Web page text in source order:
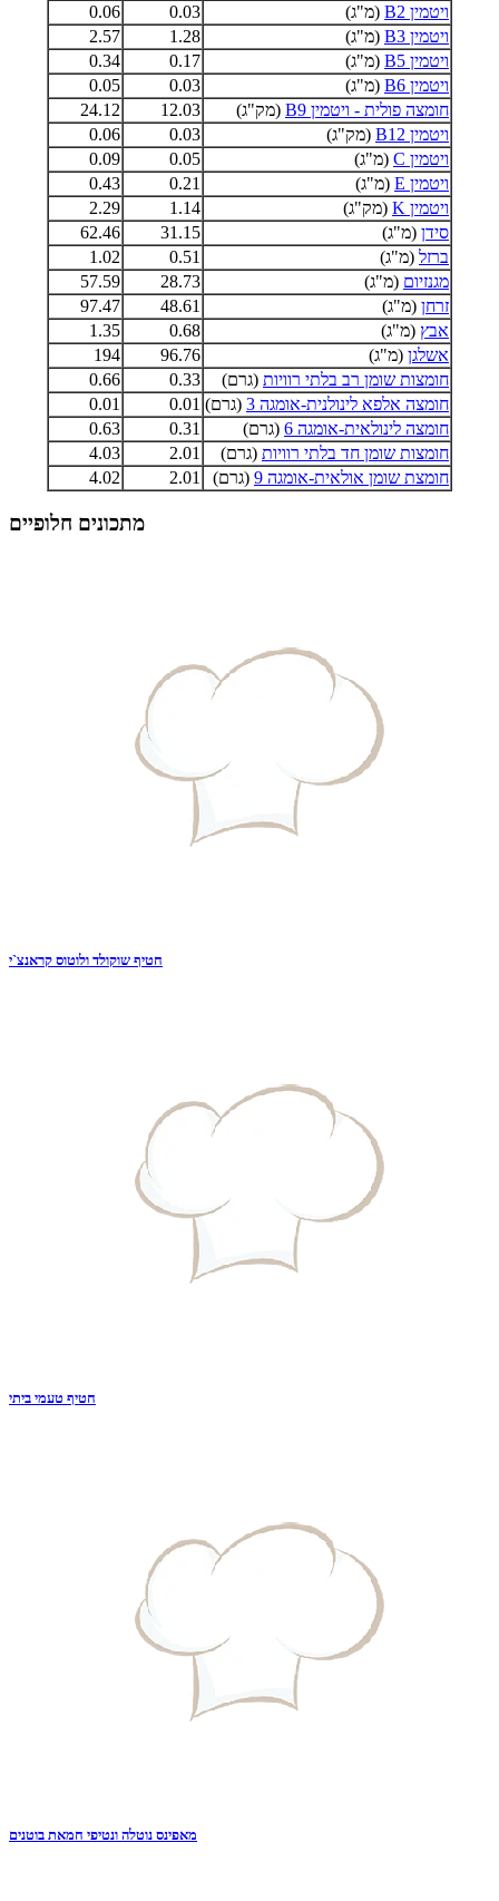
ויטמין B2
(מ"ג) 0.03
0.06
ויטמין B3
(מ"ג) 1.28
2.57
ויטמין B5
(מ"ג) 0.17
0.34
ויטמין B6
(מ"ג) 0.03
0.05
חומצה פולית - ויטמין B9
(מק"ג) 12.03
24.12
ויטמין B12
(מק"ג) 0.03
0.06
ויטמין C
(מ"ג) 0.05
0.09
ויטמין E
(מ"ג) 0.21
0.43
ויטמין K
(מק"ג) 1.14
2.29
סידן (מ"ג) 31.15
62.46
ברזל (מ"ג) 0.51
1.02
מגנזיום (מ"ג) 28.73
57.59
זרחן (מ"ג) 48.61
97.47
אבץ (מ"ג) 0.68
1.35
אשלגן (מ"ג) 96.76
194
חומצות שומן רב בלתי רוויות (גרם) 0.33
0.66
חומצה אלפא לינולנית-אומגה 3
(גרם) 0.01
0.01
חומצה לינולאית-אומגה 6
(גרם) 0.31
0.63
חומצות שומן חד בלתי רוויות (גרם) 2.01
4.03
חומצת שומן אולאית-אומגה 9
(גרם) 2.01
4.02
מתכונים חלופיים
חטיף שוקולד ולוטוס קראנצ`י
חטיף טעמי ביתי
מאפינס נוטלה ונטיפי חמאת בוטנים